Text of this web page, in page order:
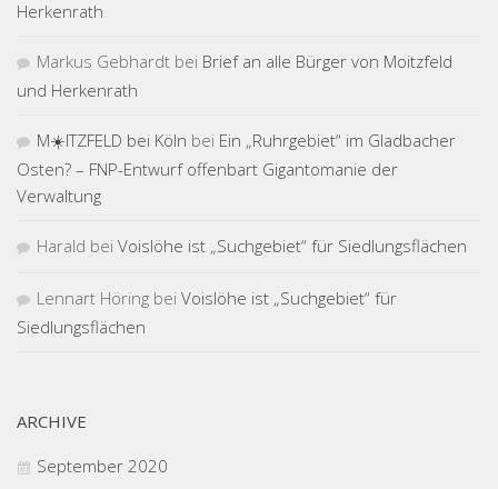
Herkenrath
Markus Gebhardt bei Brief an alle Bürger von Moitzfeld
und Herkenrath
M☀️ITZFELD bei Köln bei Ein „Ruhrgebiet“ im Gladbacher
Osten? – FNP-Entwurf offenbart Gigantomanie der
Verwaltung
Harald bei Voislöhe ist „Suchgebiet“ für Siedlungsflächen
Lennart Höring bei Voislöhe ist „Suchgebiet“ für
Siedlungsflächen
ARCHIVE
September 2020